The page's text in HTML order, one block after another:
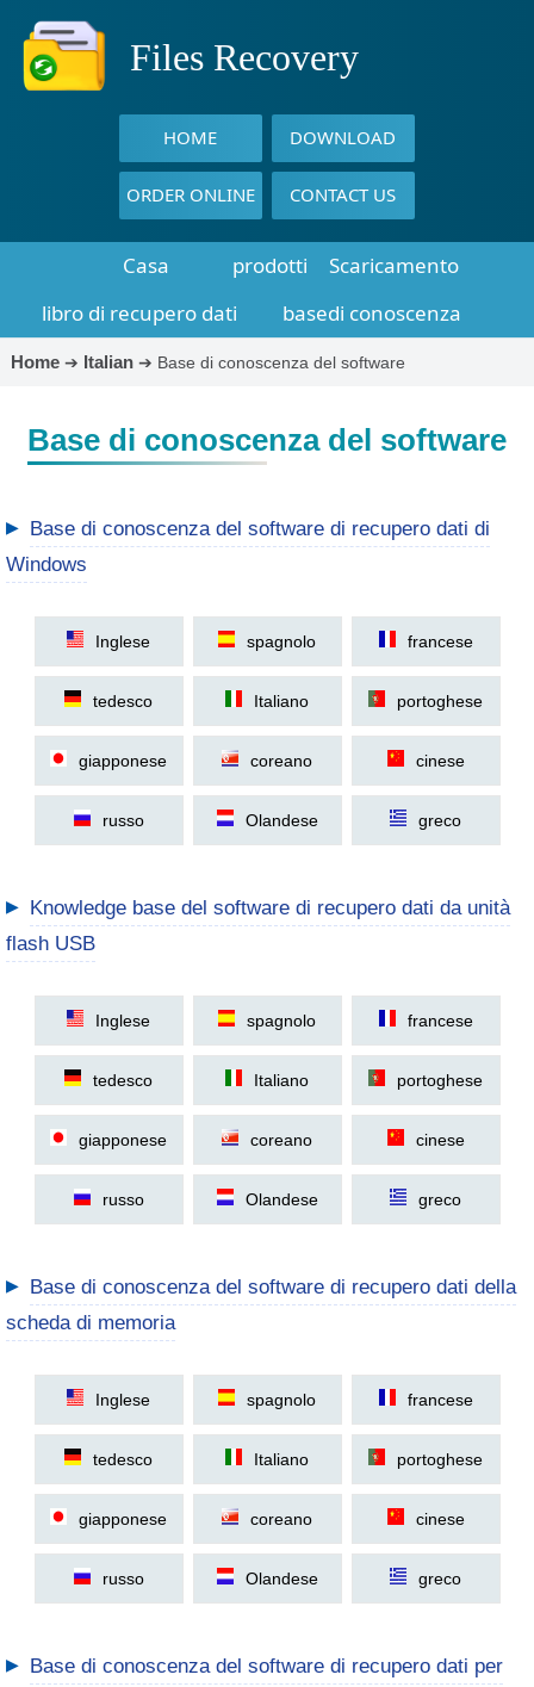
Files Recovery
HOME DOWNLOAD
ORDER ONLINE CONTACT US
Casa prodotti
Scaricamento
libro di recupero dati
basedi conoscenza
Home➔ Italian➔ Base di conoscenza del software
Base di conoscenza del software
▶
Base di conoscenza del software di recupero dati di
Windows
Inglese spagnolo francese
tedesco Italiano portoghese
giapponese coreano cinese
russo Olandese greco
▶
Knowledge base del software di recupero dati da unità
flash USB
Inglese spagnolo francese
tedesco Italiano portoghese
giapponese coreano cinese
russo Olandese greco
▶
Base di conoscenza del software di recupero dati della
scheda di memoria
Inglese spagnolo francese
tedesco Italiano portoghese
giapponese coreano cinese
russo Olandese greco
▶
Base di conoscenza del software di recupero dati per